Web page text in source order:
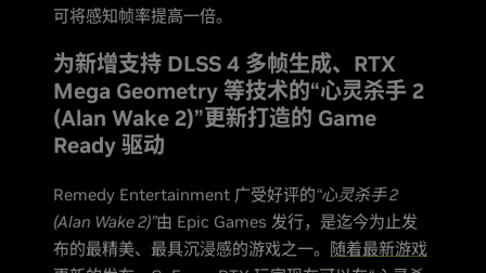
可将感知帧率提高一倍。
为新增支持 DLSS 4 多帧生成、RTX
Mega Geometry 等技术的“心灵杀手 2
(Alan Wake 2)”更新打造的 Game
Ready 驱动
Remedy Entertainment 广受好评的“心灵杀手 2
(Alan Wake 2)”由 Epic Games 发行，是迄今为止发
布的最精美、最具沉浸感的游戏之一。 随着最新游戏